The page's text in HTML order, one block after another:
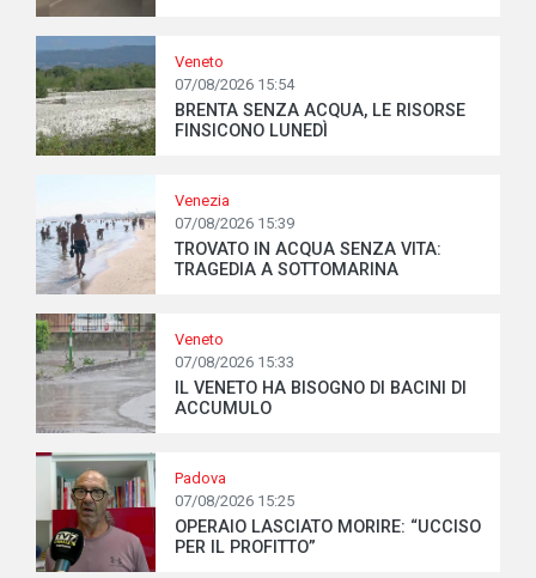
Veneto
07/08/2026 15:54
BRENTA SENZA ACQUA, LE RISORSE
FINSICONO LUNEDÌ
Venezia
07/08/2026 15:39
TROVATO IN ACQUA SENZA VITA:
TRAGEDIA A SOTTOMARINA
Veneto
07/08/2026 15:33
IL VENETO HA BISOGNO DI BACINI DI
ACCUMULO
Padova
07/08/2026 15:25
OPERAIO LASCIATO MORIRE: “UCCISO
PER IL PROFITTO”